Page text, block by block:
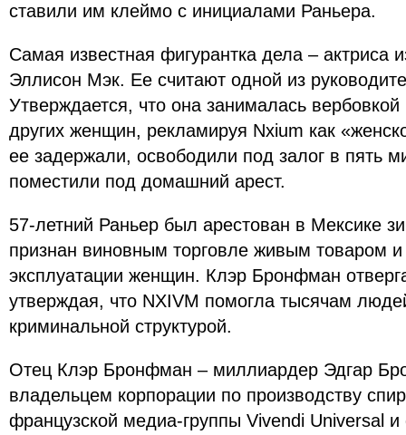
ставили им клеймо с инициалами Раньера.
Самая известная фигурантка дела – актриса
Эллисон Мэк. Ее считают одной из
Утверждается, что она занималась
других женщин, рекламируя Nxium как
ее задержали, освободили под залог в пять
поместили под домашний арест.
57-летний Раньер был арестован в Мексике
признан виновным торговле живым товаром и
эксплуатации женщин. Клэр Бронфман
утверждая, что NXIVM помогла тысячам
криминальной структурой.
Отец Клэр Бронфман – миллиардер Эдгар
владельцем корпорации по производству
французской медиа-группы Vivendi Universal